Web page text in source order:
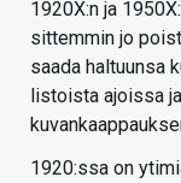
1920X:n ja
sittemmin jo
saada haltuunsa
listoista ajoissa
1920:ssa on